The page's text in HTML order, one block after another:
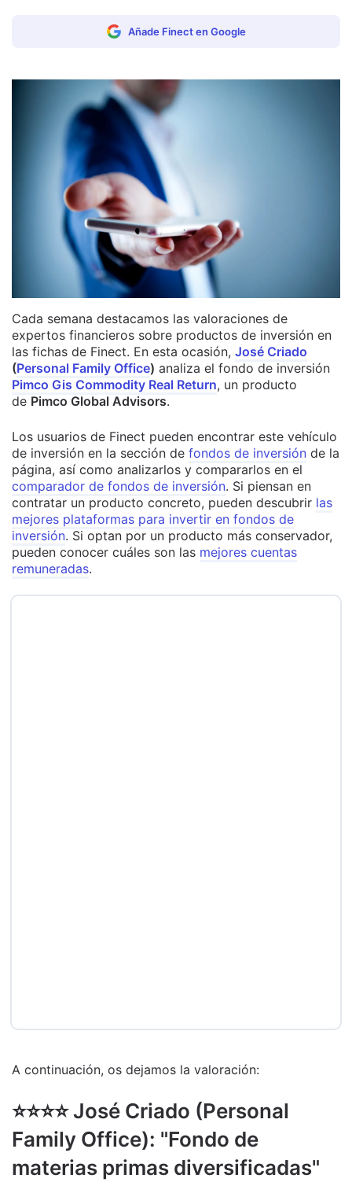
Añade Finect en Google
Cada semana destacamos las valoraciones de
expertos financieros sobre productos de inversión en
las fichas de Finect. En esta ocasión, José Criado
(Personal Family Office) analiza el fondo de inversión
Pimco Gis Commodity Real Return, un producto
de Pimco Global Advisors.
Los usuarios de Finect pueden encontrar este vehículo
de inversión en la sección de fondos de inversión de la
página, así como analizarlos y compararlos en el
comparador de fondos de inversión. Si piensan en
contratar un producto concreto, pueden descubrir las
mejores plataformas para invertir en fondos de
inversión. Si optan por un producto más conservador,
pueden conocer cuáles son las mejores cuentas
remuneradas.
A continuación, os dejamos la valoración:
⭐️⭐️⭐️⭐️ José Criado (Personal
Family Office): "Fondo de
materias primas diversificadas"